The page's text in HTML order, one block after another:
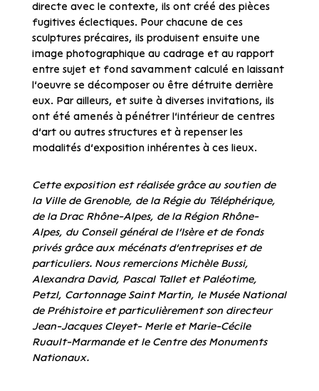
directe avec le contexte, ils ont créé des pièces
fugitives éclectiques. Pour chacune de ces
sculptures précaires, ils produisent ensuite une
image photographique au cadrage et au rapport
entre sujet et fond savamment calculé en laissant
l’oeuvre se décomposer ou être détruite derrière
eux. Par ailleurs, et suite à diverses invitations, ils
ont été amenés à pénétrer l’intérieur de centres
d’art ou autres structures et à repenser les
modalités d’exposition inhérentes à ces lieux.
Cette exposition est réalisée grâce au soutien de
la Ville de Grenoble, de la Régie du Téléphérique,
de la Drac Rhône-Alpes, de la Région Rhône-
Alpes, du Conseil général de l’Isère et de fonds
privés grâce aux mécénats d’entreprises et de
particuliers. Nous remercions Michèle Bussi,
Alexandra David, Pascal Tallet et Paléotime,
Petzl, Cartonnage Saint Martin, le Musée National
de Préhistoire et particulièrement son directeur
Jean-Jacques Cleyet- Merle et Marie-Cécile
Ruault-Marmande et le Centre des Monuments
Nationaux.